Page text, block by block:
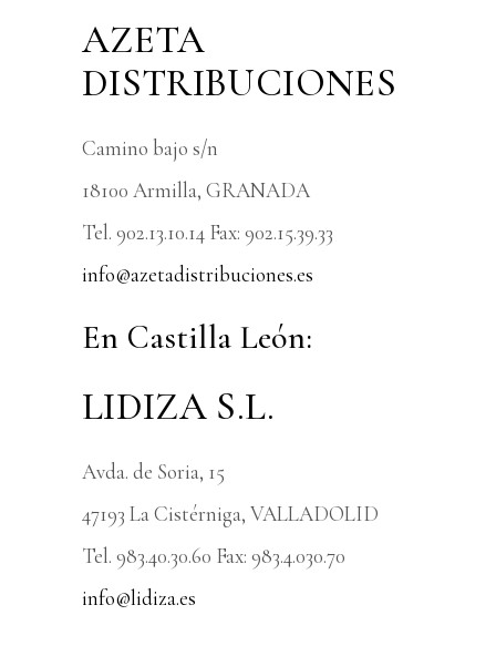
AZETA
DISTRIBUCIONES
Camino bajo s/n
18100 Armilla, GRANADA
Tel. 902.13.10.14 Fax: 902.15.39.33
info@azetadistribuciones.es
En Castilla León:
LIDIZA S.L.
Avda. de Soria, 15
47193 La Cistérniga, VALLADOLID
Tel. 983.40.30.60 Fax: 983.4.030.70
info@lidiza.es